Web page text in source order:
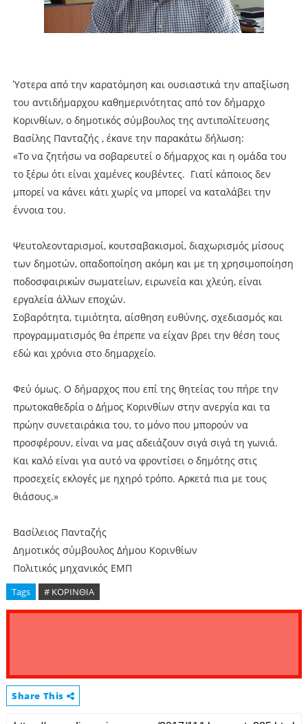
Ύστερα από την καρατόμηση και ουσιαστικά την απαξίωση
του αντιδήμαρχου καθημερινότητας από τον δήμαρχο
Κορινθίων, ο δημοτικός σύμβουλος της αντιπολίτευσης
Βασίλης Πανταζής , έκανε την παρακάτω δήλωση:
«Το να ζητήσω να σοβαρευτεί ο δήμαρχος και η ομάδα του
το ξέρω ότι είναι χαμένες κουβέντες. Γιατί κάποιος δεν
μπορεί να κάνει κάτι χωρίς να μπορεί να καταλάβει την
έννοια του.
Ψευτολεονταρισμοί, κουτσαβακισμοί, διαχωρισμός μίσους
των δημοτών, οπαδοποίηση ακόμη και με τη χρησιμοποίηση
ποδοσφαιρικών σωματείων, ειρωνεία και χλεύη, είναι
εργαλεία άλλων εποχών.
Σοβαρότητα, τιμιότητα, αίσθηση ευθύνης, σχεδιασμός και
προγραμματισμός θα έπρεπε να είχαν βρει την θέση τους
εδώ και χρόνια στο δημαρχείο.
Φεύ όμως. Ο δήμαρχος που επί της θητείας του πήρε την
πρωτοκαθεδρία ο Δήμος Κορινθίων στην ανεργία και τα
πρώην συνεταιράκια του, το μόνο που μπορούν να
προσφέρουν, είναι να μας αδειάζουν σιγά σιγά τη γωνιά.
Και καλό είναι για αυτό να φροντίσει ο δημότης στις
προσεχείς εκλογές με ηχηρό τρόπο. Αρκετά πια με τους
θιάσους.»
Βασίλειος Πανταζής
Δημοτικός σύμβουλος Δήμου Κορινθίων
Πολιτικός μηχανικός ΕΜΠ
Tags # ΚΟΡΙΝΘΙΑ
Share This